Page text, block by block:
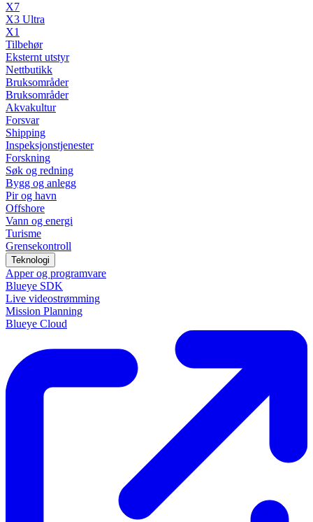
X7
X3 Ultra
X1
Tilbehør
Eksternt utstyr
Nettbutikk
Bruksområder
Bruksområder
Akvakultur
Forsvar
Shipping
Inspeksjonstjenester
Forskning
Søk og redning
Bygg og anlegg
Pir og havn
Offshore
Vann og energi
Turisme
Grensekontroll
Teknologi
Apper og programvare
Blueye SDK
Live videostrømming
Mission Planning
Blueye Cloud